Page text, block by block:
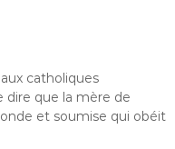
catholiques
dire que la mère de
et soumise qui obéit